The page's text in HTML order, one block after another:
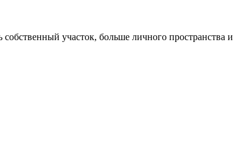
участок, больше личного пространства и